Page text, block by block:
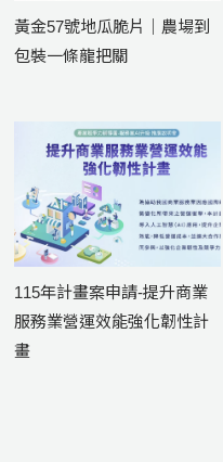
黃金57號地瓜脆片｜農場到
包裝一條龍把關
115年計畫案申請-提升商業
服務業營運效能強化韌性計
畫